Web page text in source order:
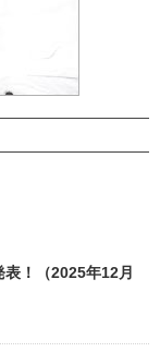
！（2025年12月